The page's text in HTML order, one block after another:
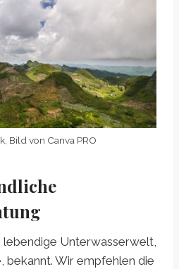
Bild von Canva PRO
lebendige Unterwasserwelt,
bekannt. Wir empfehlen die